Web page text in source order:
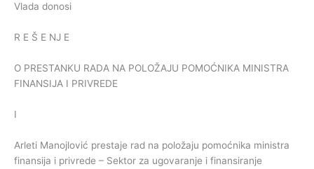
Vlada donosi
R E Š E NJ E
O PRESTANKU RADA NA POLOŽAJU POMOĆNIKA MINISTRA
FINANSIJA I PRIVREDE
I
Arleti Manojlović prestaje rad na položaju pomoćnika ministra
finansija i privrede – Sektor za ugovaranje i finansiranje